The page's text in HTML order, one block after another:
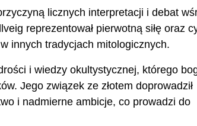
licznych interpretacji i debat
reprezentował pierwotną siłę oraz
innych tradycjach mitologicznych.
i wiedzy okultystycznej, którego
Jego związek ze złotem doprowadził
i nadmierne ambicje, co prowadzi do